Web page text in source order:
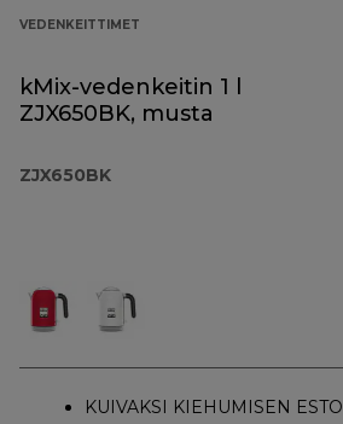
VEDENKEITTIMET
kMix-vedenkeitin 1 l
ZJX650BK, musta
ZJX650BK
KUIVAKSI KIEHUMISEN ESTO